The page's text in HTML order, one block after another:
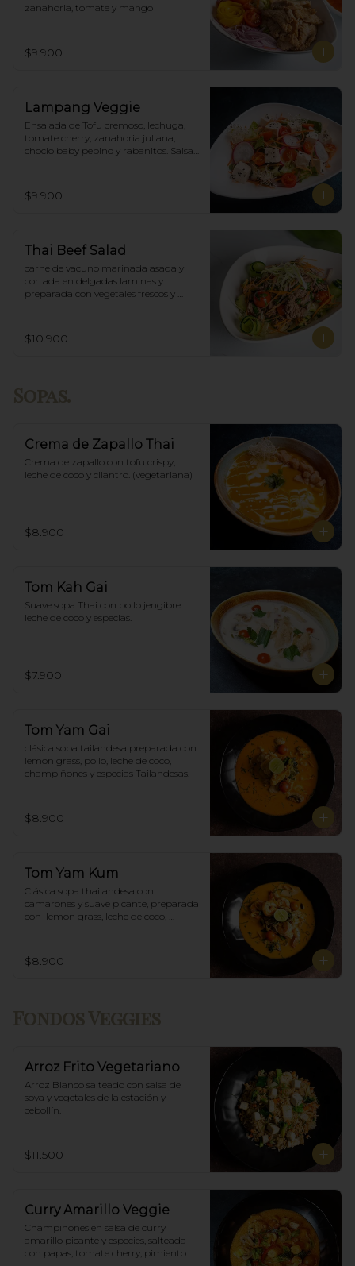
zanahoria, tomate y mango
$9.900
Lampang Veggie
Ensalada de Tofu cremoso, lechuga,
tomate cherry, zanahoria juliana,
choclo baby pepino y rabanitos. Salsa
$9.900
Thai Beef Salad
carne de vacuno marinada asada y
cortada en delgadas laminas y
preparada con vegetales frescos y
$10.900
Crema de Zapallo Thai
Crema de zapallo con tofu crispy,
leche de coco y cilantro. (vegetariana)
$8.900
Tom Kah Gai
Suave sopa Thai con pollo jengibre
leche de coco y especias.
$7.900
Tom Yam Gai
clásica sopa tailandesa preparada con
lemon grass, pollo, leche de coco,
champiñones y especias Tailandesas.
$8.900
Tom Yam Kum
Clásica sopa thailandesa con
camarones y suave picante, preparada
con  lemon grass, leche de coco,
$8.900
Arroz Frito Vegetariano
Arroz Blanco salteado con salsa de
soya y vegetales de la estación y
cebollín.
$11.500
Curry Amarillo Veggie
Champiñones en salsa de curry
amarillo picante y especies, salteada
con papas, tomate cherry, pimiento.